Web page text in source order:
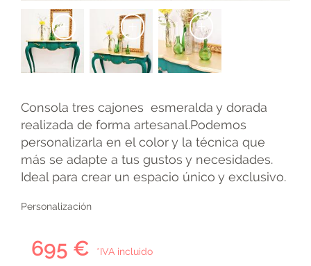
+ + +
Consola tres cajones esmeralda y dorada
realizada de forma artesanal.Podemos
personalizarla en el color y la técnica que
más se adapte a tus gustos y necesidades.
Ideal para crear un espacio único y exclusivo.
Personalización
695 € *IVA incluido